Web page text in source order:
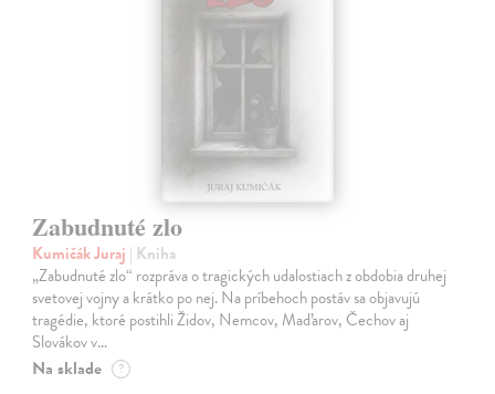
Zabudnuté zlo
Kumičák Juraj | Kniha
„Zabudnuté zlo“ rozpráva o tragických udalostiach z obdobia druhej
svetovej vojny a krátko po nej. Na príbehoch postáv sa objavujú
tragédie, ktoré postihli Židov, Nemcov, Maďarov, Čechov aj
Slovákov v…
Na sklade ?